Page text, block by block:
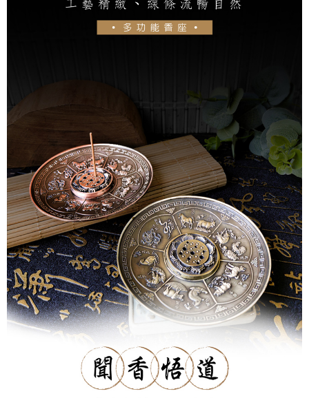
權轉讓予恩沛科技股份有限公司。
２．關於個人資料處理事宜，請瀏覽以下網址：
https://aftee.tw/terms/#terms3
時審查核予不同之上限額度；若仍有額度不足之情形，本公司將視審查結果
請求用戶進行身份認證。
５．嚴禁一人註冊多個帳號或使用他人資訊註冊。若發現惡意使用之情形，
恩沛科技股份有限公司將有權停止該用戶之使用額度並採取法律行動。
每筆NT$80，滿NT$1,288(含以上)免運費
每筆NT$80，滿NT$1,288(含以上)免運費
每筆NT$80，滿NT$1,200(含以上)免運費
貨到付款
每筆NT$150，滿NT$1,500(含以上)免運費